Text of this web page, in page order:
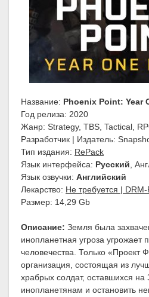
Название: Phoenix Point: Year
Год релиза: 2020
Жанр: Strategy, TBS, Tactical,
Разработчик | Издатель:
Тип издания: RePack
Язык интерфейса: Русский,
Язык озвучки: Английский
Лекарство: Не требуется |
Размер: 14,29 Gb
Описание: Земля была
инопланетная угроза угрожает
человечества. Только «Проект
организация, состоящая из
храбрых солдат, оставшихся
инопланетянам и остановить